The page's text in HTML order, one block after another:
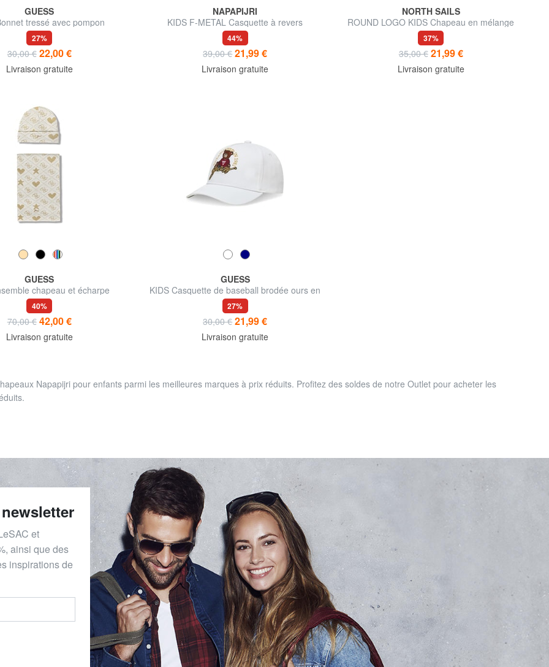
GUESS
tressé avec pompon
27%
30,00 € 22,00 €
Livraison gratuite
NAPAPIJRI
KIDS F-METAL Casquette à revers
44%
39,00 € 21,99 €
Livraison gratuite
NORTH SAILS
ROUND LOGO KIDS Chapeau en mélange
de coton
37%
35,00 € 21,99 €
Livraison gratuite
GUESS
chapeau et écharpe
40%
70,00 € 42,00 €
Livraison gratuite
GUESS
KIDS Casquette de baseball brodée ours en
peluche
27%
30,00 € 21,99 €
Livraison gratuite
Napapijri pour enfants parmi les meilleures marques à prix réduits. Profitez des soldes de notre Outlet pour acheter les
et
ainsi que des
inspirations de